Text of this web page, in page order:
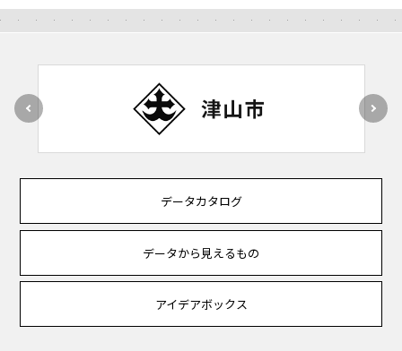
データカタログ
データから見えるもの
アイデアボックス